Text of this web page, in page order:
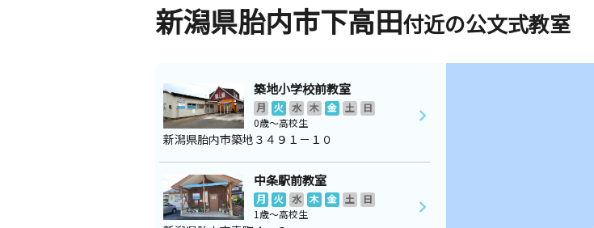
新潟県胎内市下高田付近の公文式教室
築地小学校前教室
月 火 水 木 金 土
日
0歳～高校生
新潟県胎内市築地３４９１－１０
中条駅前教室
月 火 水 木 金 土
日
1歳～高校生